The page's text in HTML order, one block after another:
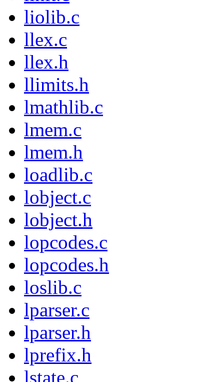
liolib.c
llex.c
llex.h
llimits.h
lmathlib.c
lmem.c
lmem.h
loadlib.c
lobject.c
lobject.h
lopcodes.c
lopcodes.h
loslib.c
lparser.c
lparser.h
lprefix.h
lstate.c